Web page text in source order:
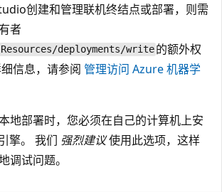
创建和管理联机终结点或部署，则需
者
deployments/write 的额外权
信息，请参阅 管理访问 Azure 机器学
本地部署时，您必须在自己的计算机上安
擎。 我们 强烈建议使用此选项，这样
调试问题。